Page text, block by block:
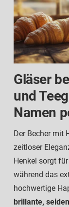
Gläser
und
Namen
Der Becher mit
zeitloser
Henkel sorgt
während das
hochwertige
brillante,